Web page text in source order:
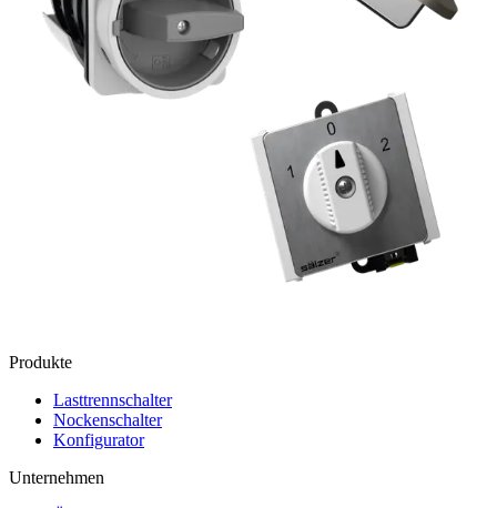
Produkte
Lasttrennschalter
Nockenschalter
Konfigurator
Unternehmen